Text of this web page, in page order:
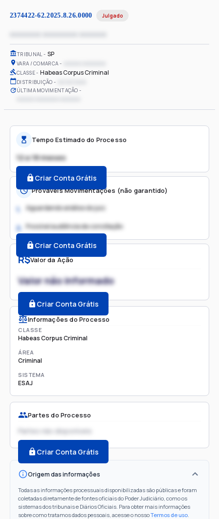
2374422-62.2025.8.26.0000 Julgado
TRIBUNAL SP
VARA / COMARCA
CLASSE Habeas Corpus Criminal
DISTRIBUIÇÃO
ÚLTIMA MOVIMENTAÇÃO
R$Valor da Ação
Valor não informado
Criar Conta Grátis
Informações do Processo
CLASSE
Habeas Corpus Criminal
ÁREA
Criminal
SISTEMA
ESAJ
Partes do Processo
Partes não disponíveis
Criar Conta Grátis
Origem das informações
Todas as informações processuais disponibilizadas são públicas e foram
coletadas diretamente de fontes oficiais do Poder Judiciário, como os
sistemas dos tribunais e Diários Oficiais. Para obter mais informações
sobre como tratamos dados pessoais, acesse o nossoTermos de uso.
Tempo Estimado do Processo
12 a 18 meses
Criar Conta Grátis
Prováveis Movimentações (não garantido)
1. Aguardando análise do juiz
2. Possível audiência de conciliação
Criar Conta Grátis